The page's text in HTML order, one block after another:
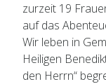
zurzeit 19
auf das
Wir leben in
Heiligen
den Herrn“